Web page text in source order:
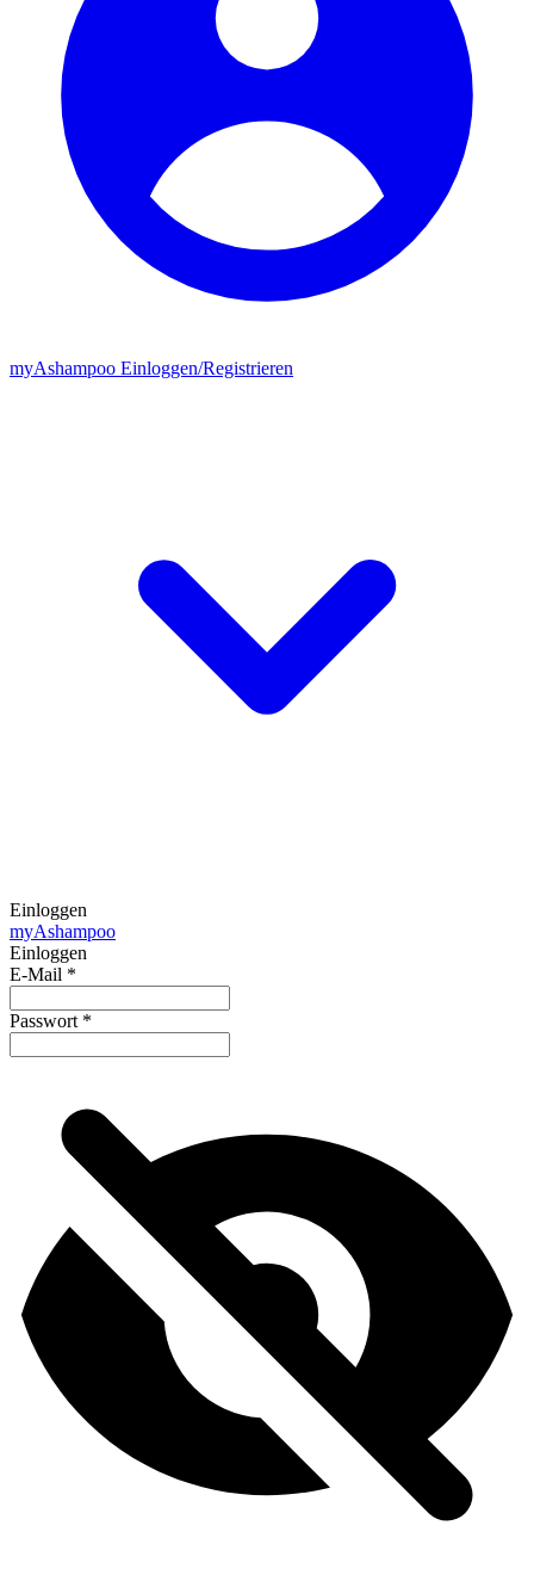
myAshampoo Einloggen/Registrieren
Einloggen
myAshampoo
Einloggen
E-Mail *
Passwort *